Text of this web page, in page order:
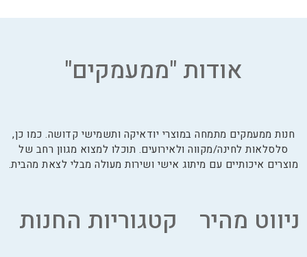
אודות "ממעמקים"
חנות ממעמקים מתמחה במוצרי יודאיקה ותשמישי קדושה. כמו כן,
סלסלאות לחינה/מקווה ולאירועים. תוכלו למצוא מגוון רחב של
מוצרים איכותיים עם מיתוג אישי ושירות מעולה מבלי לצאת מהבית.
ניווט מהיר קטגוריות החנות